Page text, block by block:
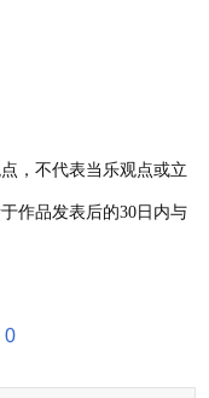
，不代表当乐观点或立
作品发表后的30日内与
0